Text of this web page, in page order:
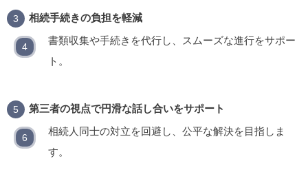
相続手続きの負担を軽減
書類収集や手続きを代行し、スムーズな進行をサポー
ト。
第三者の視点で円滑な話し合いをサポート
相続人同士の対立を回避し、公平な解決を目指しま
す。